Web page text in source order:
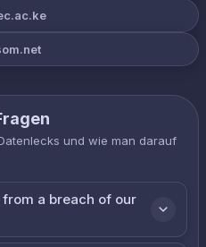
und wie man darauf
a breach of our